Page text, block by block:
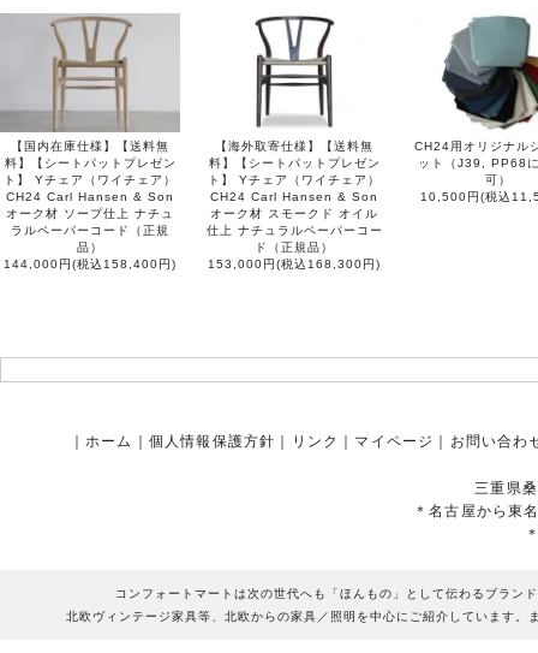
【国内在庫仕様】【送料無
料】【シートパットプレゼン
ト】 Yチェア（ワイチェア）
CH24 Carl Hansen & Son
オーク材 ソープ仕上 ナチュ
ラルペーパーコード（正規
品）
144,000円(税込158,400円)
【海外取寄仕様】【送料無
料】【シートパットプレゼン
ト】 Yチェア（ワイチェア）
CH24 Carl Hansen & Son
オーク材 スモークド オイル
仕上 ナチュラルペーパーコー
ド（正規品）
153,000円(税込168,300円)
CH24用オリジナル
ット（J39, PP68
可）
10,500円(税込
ホーム 個人情報保護方針 リンク マイページ お問い合わ
三重県
＊名古屋から東
コンフォートマートは次の世代へも「ほんもの」として伝わるブラン
北欧ヴィンテージ家具等、北欧からの家具／照明を中心にご紹介しています